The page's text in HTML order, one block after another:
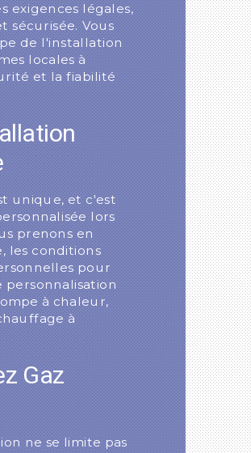
exigences légales,
sécurisée. Vous
de l'installation
locales à
et la fiabilité
unique, et c'est
lors
prenons en
les conditions
pour
à chaleur,
à
Gaz
ne se limite pas